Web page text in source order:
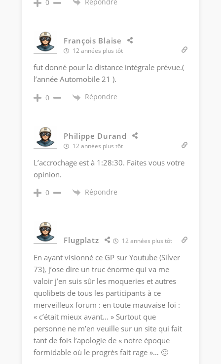
0
François Blaise
12 années plus tôt
fut donné pour la distance intégrale prévue.(
l’année Automobile 21 ).
0 Répondre
Philippe Durand
12 années plus tôt
L’accrochage est à 1:28:30. Faites vous votre
opinion.
0 Répondre
Flugplatz 12 années plus tôt
En ayant visionné ce GP sur Youtube (Silver
73), j’ose dire un truc énorme qui va me
valoir j’en suis sûr les moqueries et autres
quolibets de tous les participants à ce
merveilleux forum : en toute mauvaise foi :
« c’était mieux avant… » Surtout que
personne ne m’en veuille sur un site qui fait
tant de fois l’apologie de « notre époque
formidable où le progrès fait rage »… 🙂